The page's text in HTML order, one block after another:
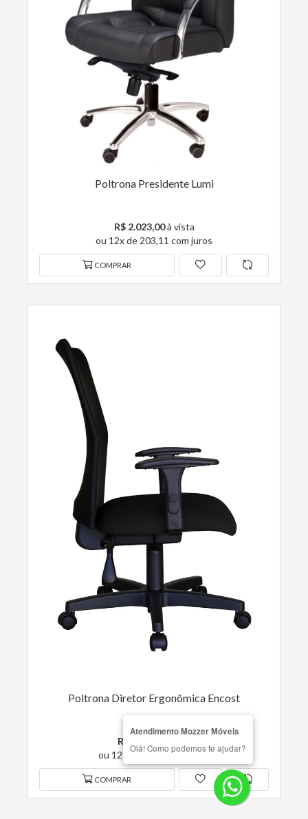
Poltrona Presidente Lumi
R$ 2.023,00à vista
ou 12x de 203,11 com juros
COMPRAR
Poltrona Diretor Ergonômica Encost
R$ 943,00
ou 12x de 94,68 com juros
COMPRAR
Atendimento Mozzer Móveis
Olá! Como podemos te ajudar?